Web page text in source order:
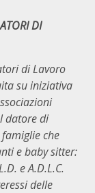
DI
di Lavoro
su iniziativa
datore di
che
e baby sitter:
e A.D.L.C.
delle